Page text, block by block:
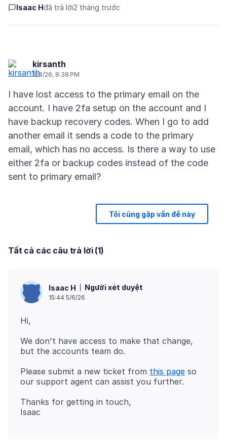
Isaac Hđã trả lời2 tháng trước
kirsanth
6/4/26, 8:38 PM
I have lost access to the primary email on the
account. I have 2fa setup on the account and I
have backup recovery codes. When I go to add
another email it sends a code to the primary
email, which has no access. Is there a way to use
either 2fa or backup codes instead of the code
Tôi cũng gặp vấn đề này
Tất cả các câu trả lời (1)
Isaac H Người xét duyệt
15:44 5/6/26
We don't have access to make that change,
Please submit a new ticket from this page so
Thanks for getting in touch,